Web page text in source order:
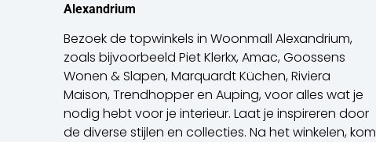
Alexandrium
Bezoek de topwinkels in Woonmall Alexandrium,
zoals bijvoorbeeld Piet Klerkx, Amac, Goossens
Wonen & Slapen, Marquardt Küchen, Riviera
Maison, Trendhopper en Auping, voor alles wat je
nodig hebt voor je interieur. Laat je inspireren door
de diverse stijlen en collecties. Na het winkelen, kom